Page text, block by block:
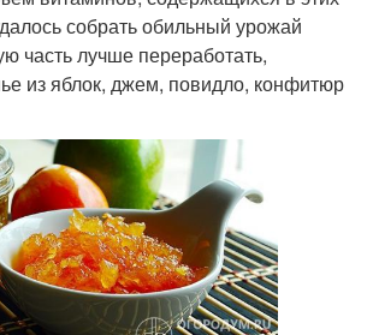
собрать обильный урожай
часть лучше переработать,
из яблок, джем, повидло, конфитюр